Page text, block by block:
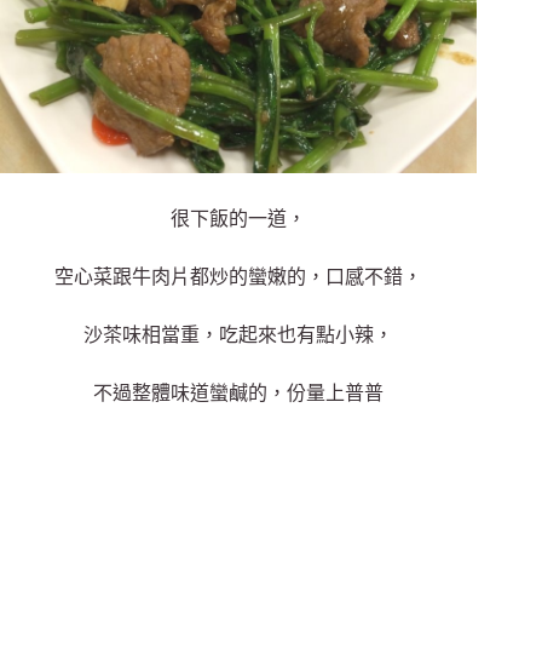
很下飯的一道，
空心菜跟牛肉片都炒的蠻嫩的，口感不錯，
沙茶味相當重，吃起來也有點小辣，
不過整體味道蠻鹹的，份量上普普